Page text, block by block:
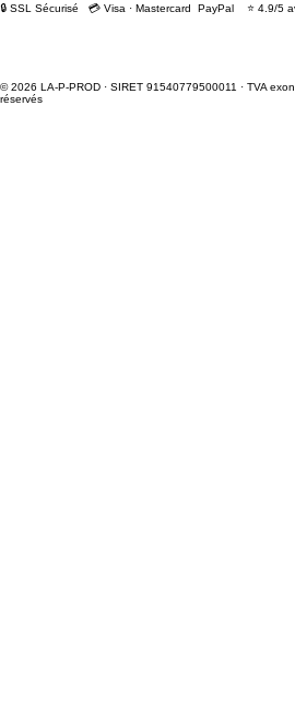
© 2026 LA-P-PROD · SIRET 91540779500011 · TVA
réservés
🔒 SSL Sécurisé 💳 Visa · Mastercard PayPal ⭐ 4.9/5